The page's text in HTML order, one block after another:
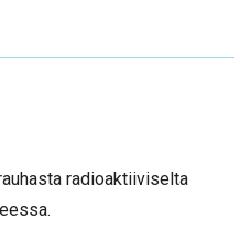
radioaktiiviselta